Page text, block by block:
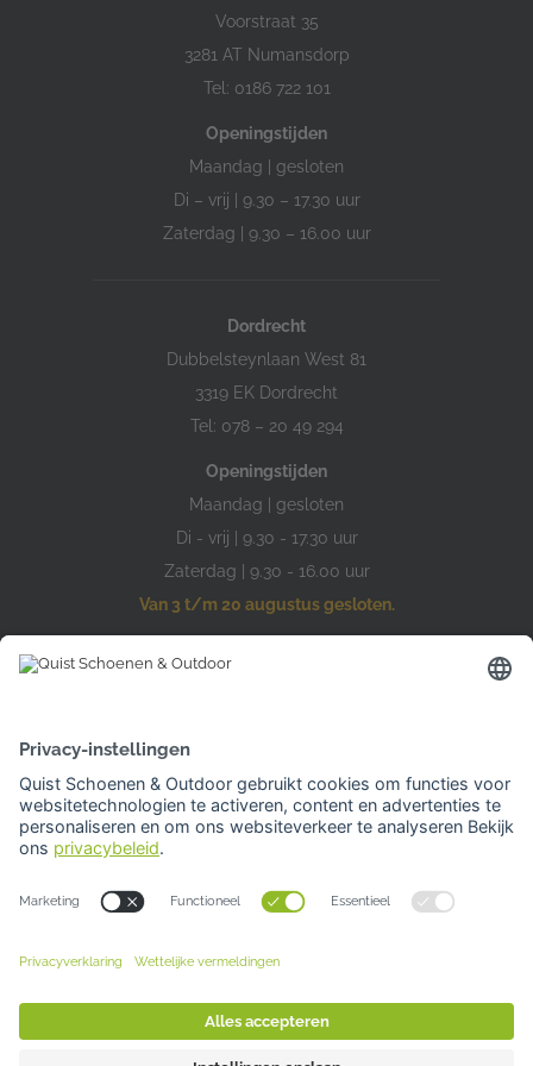
Voorstraat 35
3281 AT Numansdorp
Tel: 0186 722 101
Openingstijden
Maandag | gesloten
Di – vrij | 9.30 – 17.30 uur
Zaterdag | 9.30 – 16.00 uur
Dordrecht
Dubbelsteynlaan West 81
3319 EK Dordrecht
Tel: 078 – 20 49 294
Openingstijden
Maandag | gesloten
Di - vrij | 9.30 - 17.30 uur
Zaterdag | 9.30 - 16.00 uur
Van 3 t/m 20 augustus gesloten.
3371 AM Hardinxveld-Giessendam
Tel: 0184 701 539
Overige dagen gesloten
Je kunt bij al onze winkels